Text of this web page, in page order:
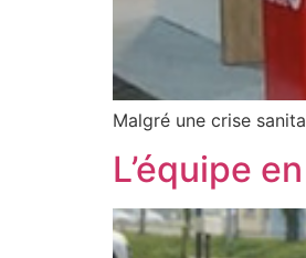
Malgré une crise
L’équipe